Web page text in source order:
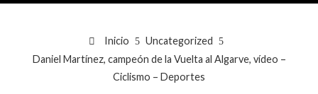
Inicio
Uncategorized
Daniel Martínez, campeón de la Vuelta al Algarve, vídeo –
Ciclismo – Deportes